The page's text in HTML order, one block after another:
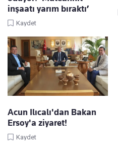
inşaatı yarım bıraktı’
Kaydet
Acun Ilıcalı'dan Bakan
Ersoy'a ziyaret!
Kaydet